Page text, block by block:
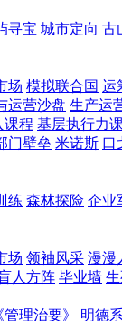
寻宝 城市定向 古
场 模拟联合国 运
运营沙盘 生产运
课程 基层执行力
门壁垒 米诺斯 口
练 森林探险 企业
场 领袖风采 漫漫
人方阵 毕业墙
理治要》
明德